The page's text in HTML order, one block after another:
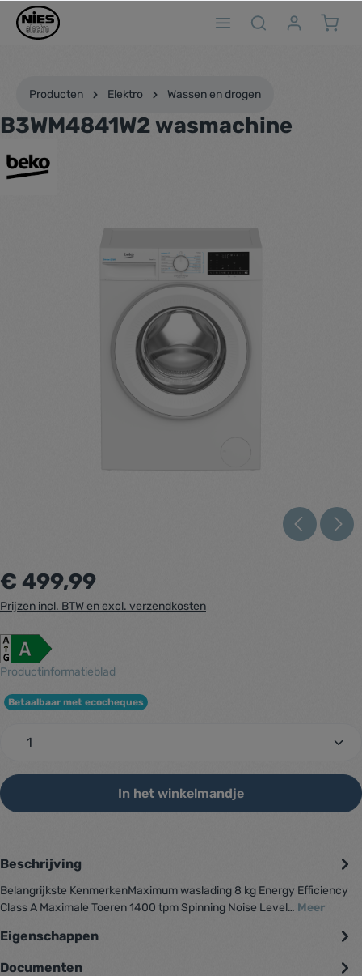
Producten Elektro Wassen en drogen
B3WM4841W2 wasmachine
€ 499,99
Prijzen incl. BTW en excl. verzendkosten
Productinformatieblad
Betaalbaar met ecocheques
In het winkelmandje
Beschrijving
Belangrijkste KenmerkenMaximum waslading 8 kg Energy Efficiency
Class A Maximale Toeren 1400 tpm Spinning Noise Level… Meer
Eigenschappen
Documenten